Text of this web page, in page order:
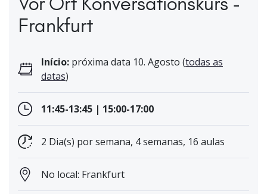
Frankfurt
Início: próxima data 10. Agosto (todas as
datas)
11:45-13:45 | 15:00-17:00
2 Dia(s) por semana, 4 semanas, 16 aulas
No local: Frankfurt